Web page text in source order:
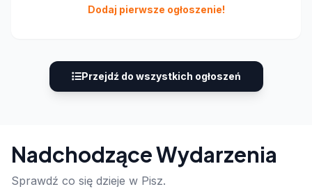
Dodaj pierwsze ogłoszenie!
Przejdź do wszystkich ogłoszeń
Nadchodzące Wydarzenia
Sprawdź co się dzieje w Pisz.